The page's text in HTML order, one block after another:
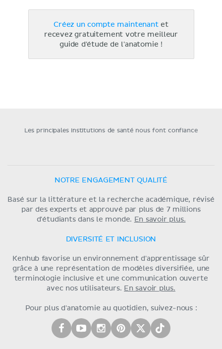
Créez un compte maintenantet
recevez gratuitement votre meilleur
guide d'étude de l'anatomie !
Les principales institutions de santé nous font confiance
NOTRE ENGAGEMENT QUALITÉ
Basé sur la littérature et la recherche académique, révisé
par des experts et approuvé par plus de 7 millions
d'étudiants dans le monde. En savoir plus.
DIVERSITÉ ET INCLUSION
Kenhub favorise un environnement d'apprentissage sûr
grâce à une représentation de modèles diversifiée, une
terminologie inclusive et une communication ouverte
avec nos utilisateurs. En savoir plus.
Pour plus d'anatomie au quotidien, suivez-nous :